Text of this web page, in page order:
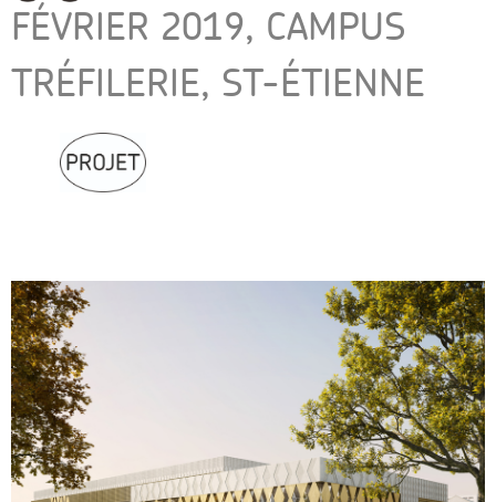
FÉVRIER 2019, CAMPUS
TRÉFILERIE, ST-ÉTIENNE